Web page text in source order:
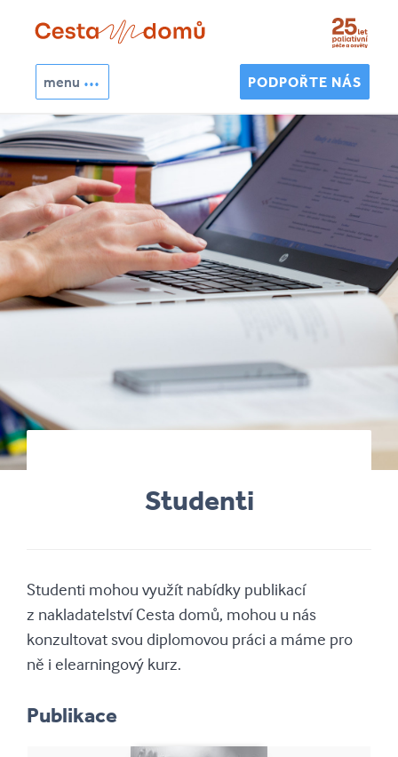
Přejít k hlavnímu obsahu
menu PODPOŘTE NÁS
Vyhledávání
Hledat
Studenti
Studenti mohou využít nabídky publikací
z nakladatelství Cesta domů, mohou u nás
konzultovat svou diplomovou práci a máme pro
ně i elearningový kurz.
Publikace